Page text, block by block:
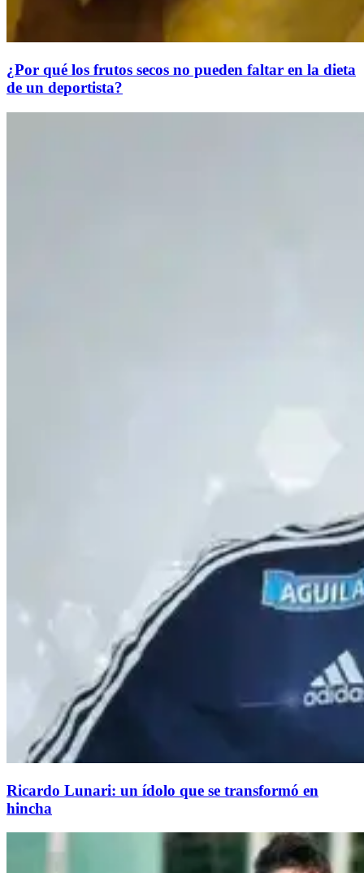
¿Por qué los frutos secos no pueden faltar en la dieta
de un deportista?
Ricardo Lunari: un ídolo que se transformó en
hincha